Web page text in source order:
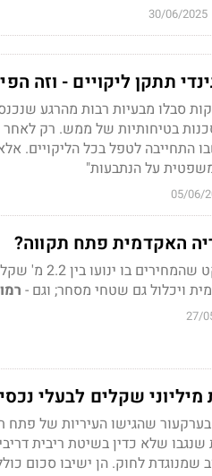
30/06/2025
סבלו מבעיות רבות מהרגע
בטיחותיות של ממש. רק
בינואר 2013, שבו התחייבה לטפל בכל
על הנתבעות"
05/06/
האקדמית פתח תקווה?
ויכלול גם שטחי מסחר; וגם -
27/
מיליוני שקלים לבעלי
שהגישו העיריות של פתח
שנגבו שלא כדין בשיטת ריבית
לחוק. הן ישיבו סכום